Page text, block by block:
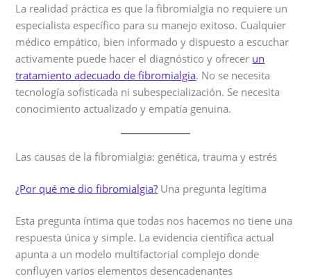
La realidad práctica es que la fibromialgia no requiere un
especialista específico para su manejo exitoso. Cualquier
médico empático, bien informado y dispuesto a escuchar
activamente puede hacer el diagnóstico y ofrecer un
tratamiento adecuado de fibromialgia. No se necesita
tecnología sofisticada ni subespecialización. Se necesita
conocimiento actualizado y empatía genuina.
Las causas de la fibromialgia: genética, trauma y estrés
¿Por qué me dio fibromialgia? Una pregunta legítima
Esta pregunta íntima que todas nos hacemos no tiene una
respuesta única y simple. La evidencia científica actual
apunta a un modelo multifactorial complejo donde
confluyen varios elementos desencadenantes